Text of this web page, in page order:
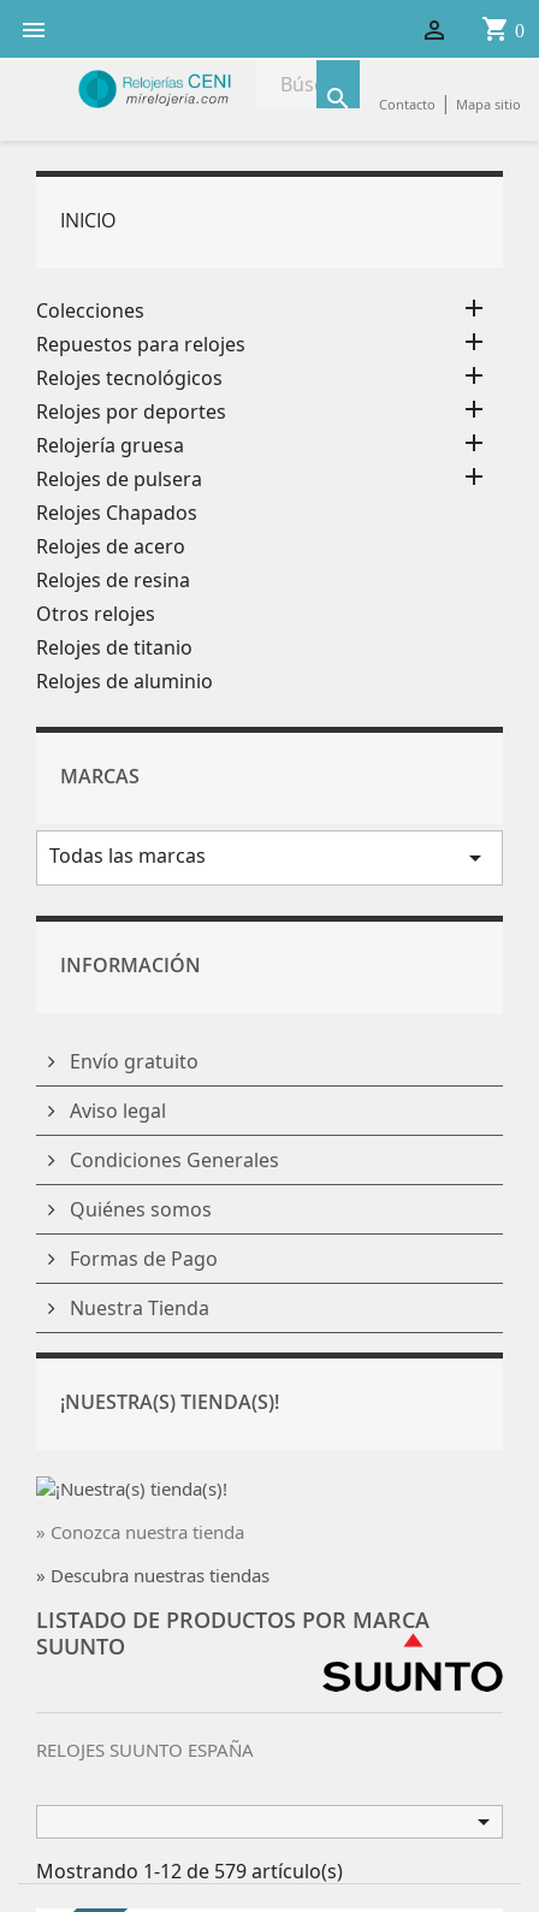
 shopping_cart 0

 Contacto | Mapa sitio
INICIO
Colecciones 
Repuestos para relojes 
Relojes tecnológicos 
Relojes por deportes 
Relojería gruesa 
Relojes de pulsera 
Relojes Chapados
Relojes de acero
Relojes de resina
Otros relojes
Relojes de titanio
Relojes de aluminio
MARCAS
Todas las marcas arrow_drop_down
INFORMACIÓN
Envío gratuito
Aviso legal
Condiciones Generales
Quiénes somos
Formas de Pago
Nuestra Tienda
¡NUESTRA(S) TIENDA(S)!
» Conozca nuestra tienda
» Descubra nuestras tiendas
LISTADO DE PRODUCTOS POR MARCA
SUUNTO
RELOJES SUUNTO ESPAÑA

Mostrando 1-12 de 579 artículo(s)